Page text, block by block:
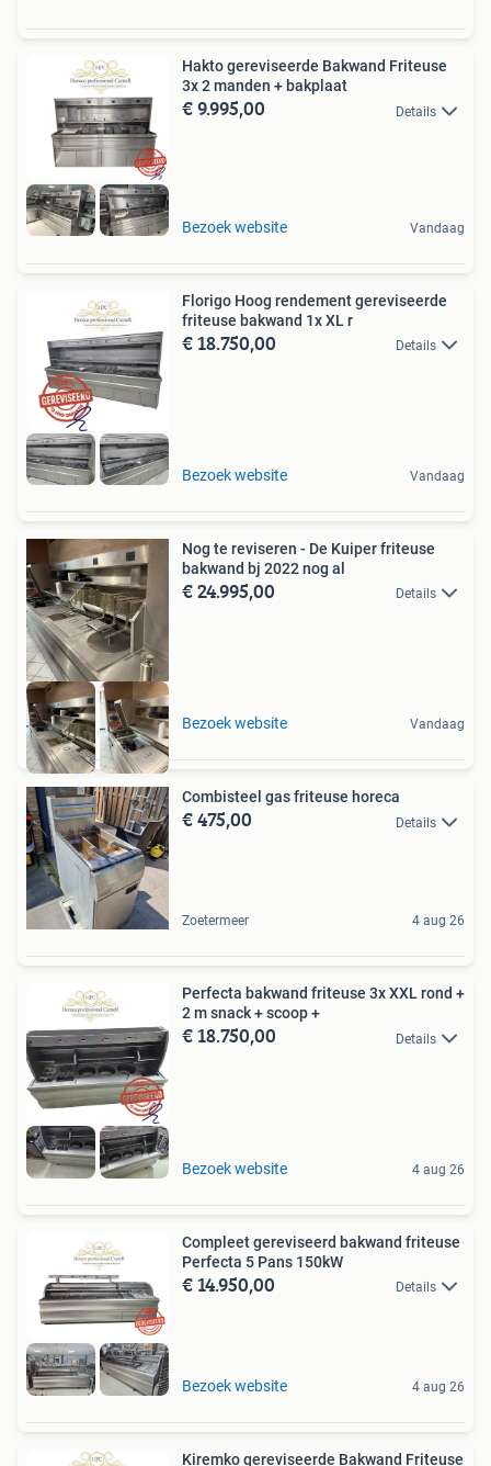
Hakto gereviseerde Bakwand Friteuse
3x 2 manden + bakplaat
€ 9.995,00 Details
Bezoek website Vandaag
Florigo Hoog rendement gereviseerde
friteuse bakwand 1x XL r
€ 18.750,00 Details
Bezoek website Vandaag
Nog te reviseren - De Kuiper friteuse
bakwand bj 2022 nog al
€ 24.995,00 Details
Bezoek website Vandaag
Combisteel gas friteuse horeca
€ 475,00 Details
Zoetermeer 4 aug 26
Perfecta bakwand friteuse 3x XXL rond +
2 m snack + scoop +
€ 18.750,00 Details
Bezoek website 4 aug 26
Compleet gereviseerd bakwand friteuse
Perfecta 5 Pans 150kW
€ 14.950,00 Details
Bezoek website 4 aug 26
Kiremko gereviseerde Bakwand Friteuse